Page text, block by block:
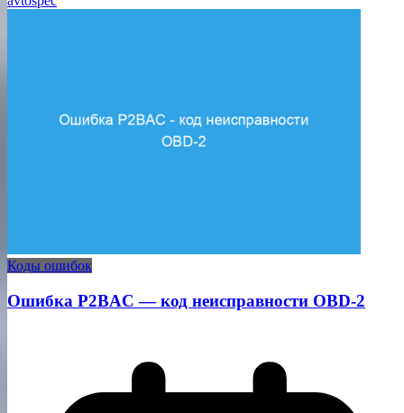
Коды ошибок
Ошибка P2BAC — код неисправности OBD-2